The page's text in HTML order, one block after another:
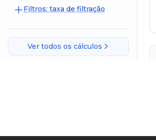
Filtros: taxa de filtração
Ver todos os cálculos